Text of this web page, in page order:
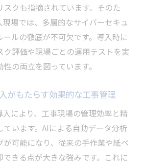
スクも指摘されています。そのた
場では、多層的なサイバーセキュ
ールの徹底が不可欠です。導入時に
ク評価や現場ごとの運用テストを実
の両立を図っています。
がもたらす効果的な工事管理
により、工事現場の管理効率と精
ています。AIによる自動データ分析
が可能になり、従来の手作業や紙ベ
きる点が大きな強みです。これに